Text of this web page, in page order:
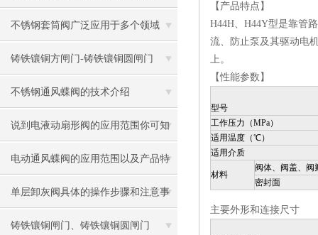
不锈钢套筒阀广泛应用于多个领域
铸铁镶铜方闸门-铸铁镶铜圆闸门
不锈钢通风蝶阀的技术介绍
说到电液动扇形阀的应用范围你可知
多少？
电动通风蝶阀的应用范围以及产品特
点
单层卸灰阀具体的操作步骤和注意事
项
铸铁镶铜闸门、铸铁镶铜圆闸门
【产品特点】
H44H、H44Y型是靠管
流、防止泵及其驱动电
上。
【性能参数】
型号
工作压力（MPa）
适用温度（℃）
适用介质
材料
阀体、阀盖、阀
密封面
主要外形和连接尺寸